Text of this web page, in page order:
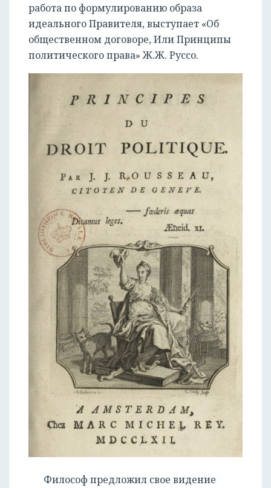
работа по формулированию образа
идеального Правителя, выступает «Об
общественном договоре, Или Принципы
политического права» Ж.Ж. Руссо.
Философ предложил свое видение